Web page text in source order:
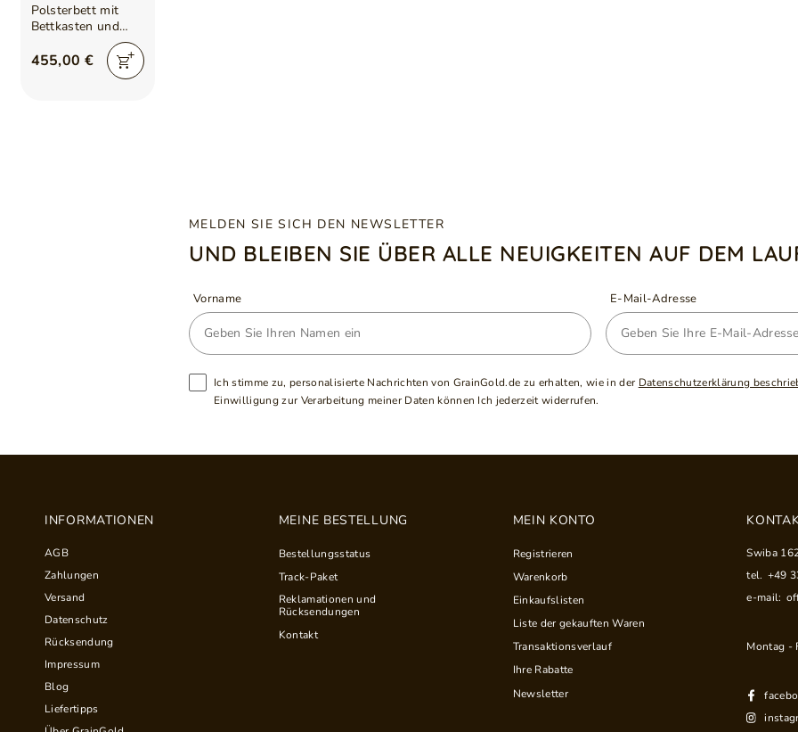
Polsterbett mit
Bettkasten und
180x200 Benny
455,00 €
MELDEN SIE SICH DEN NEWSLETTER
UND BLEIBEN SIE ÜBER ALLE NEUIGKEITEN AUF DEM
Vorname E-Mail-Adresse
Ich stimme zu, personalisierte Nachrichten von GrainGold.de zu erhalten, wie in der Datenschutzerklärung
Einwilligung zur Verarbeitung meiner Daten können Ich jederzeit widerrufen.
INFORMATIONEN
AGB
Zahlungen
Versand
Datenschutz
Rücksendung
Impressum
Blog
Liefertipps
MEINE BESTELLUNG
Bestellungsstatus
Track-Paket
Reklamationen und
Rücksendungen
Kontakt
MEIN KONTO
Registrieren
Warenkorb
Einkaufslisten
Liste der gekauften Waren
Transaktionsverlauf
Ihre Rabatte
Newsletter
Swiba
tel. +49
e-mail:
Montag -